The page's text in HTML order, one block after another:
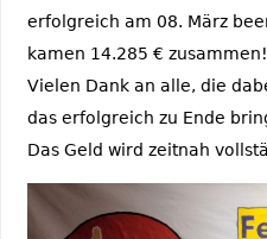
erfolgreich am 08. März
kamen 14.285 €
Vielen Dank an alle, die
das erfolgreich zu Ende
Das Geld wird zeitnah